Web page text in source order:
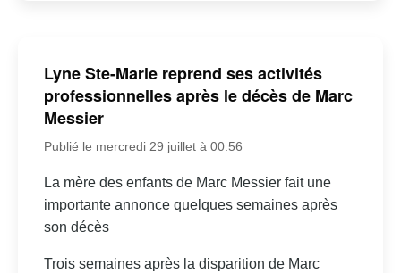
Lyne Ste-Marie reprend ses activités
professionnelles après le décès de Marc
Messier
Publié le mercredi 29 juillet à 00:56
La mère des enfants de Marc Messier fait une
importante annonce quelques semaines après
son décès
Trois semaines après la disparition de Marc